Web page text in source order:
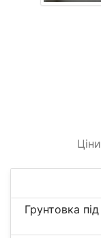
Грунтовка